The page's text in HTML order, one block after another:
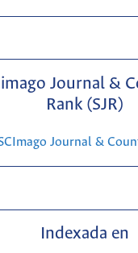
Journal &
Rank (SJR)
Indexada en